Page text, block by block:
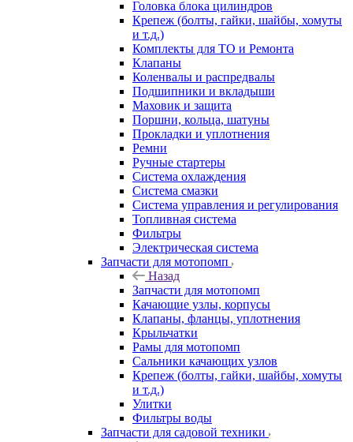
Головка блока цилиндров
Крепеж (болты, гайки, шайбы, хомуты
и т.д.)
Комплекты для ТО и Ремонта
Клапаны
Коленвалы и распредвалы
Подшипники и вкладыши
Маховик и защита
Поршни, кольца, шатуны
Прокладки и уплотнения
Ремни
Ручные стартеры
Система охлаждения
Система смазки
Система управления и регулирования
Топливная система
Фильтры
Электрическая система
Запчасти для мотопомп
Назад
Запчасти для мотопомп
Качающие узлы, корпусы
Клапаны, фланцы, уплотнения
Крыльчатки
Рамы для мотопомп
Сальники качающих узлов
Крепеж (болты, гайки, шайбы, хомуты
и т.д.)
Улитки
Фильтры воды
Запчасти для садовой техники